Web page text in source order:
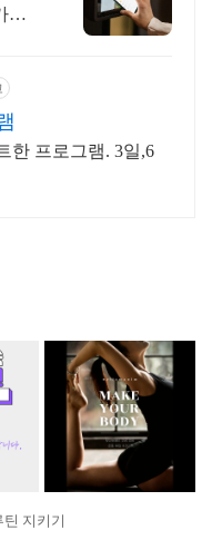
이
한 프로그램. 3일,6
지키기